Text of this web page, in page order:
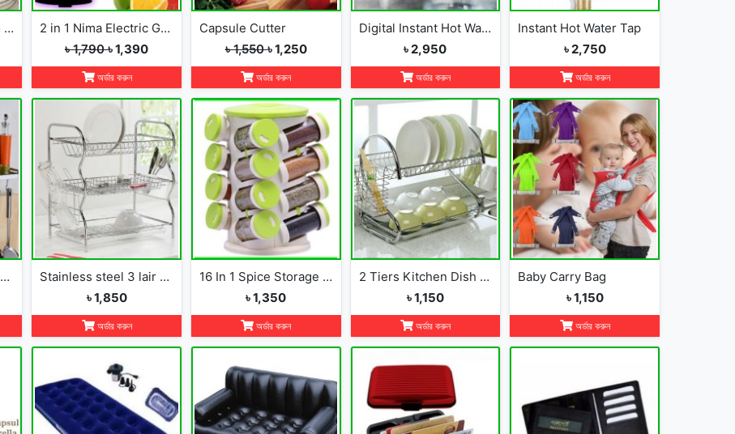
Doi &amp; Ice Cream Maker
2 in 1 Nima Electric Grinder &amp; Blender
৳ 1,790৳ 1,390
অর্ডার করুন
Capsule Cutter
৳ 1,550৳ 1,250
অর্ডার করুন
Digital Instant Hot Water Tap
৳ 2,950
অর্ডার করুন
Instant Hot Water Tap
৳ 2,750
অর্ডার করুন
Multifunction Cooking Tools Storage Rack Holder Kitchen Organizer
Stainless steel 3 lair dish rack
৳ 1,850
অর্ডার করুন
16 In 1 Spice Storage Rack
৳ 1,350
অর্ডার করুন
2 Tiers Kitchen Dish Cup Drying Rack-2019
৳ 1,150
অর্ডার করুন
Baby Carry Bag
৳ 1,150
অর্ডার করুন